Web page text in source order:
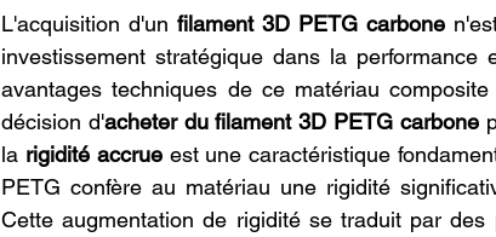
L'acquisition d'un filament 3D PETG carbone
investissement stratégique dans la
avantages techniques de ce matériau
décision d'acheter du filament 3D PETG carbone
la rigidité accrue est une caractéristique
PETG confère au matériau une rigidité
Cette augmentation de rigidité se traduit par